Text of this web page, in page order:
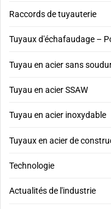
Raccords de tuyauterie
Tuyaux d'échafaudage –
Tuyau en acier sans
Tuyau en acier SSAW
Tuyau en acier inoxydable
Tuyaux en acier de
Technologie
Actualités de l'industrie